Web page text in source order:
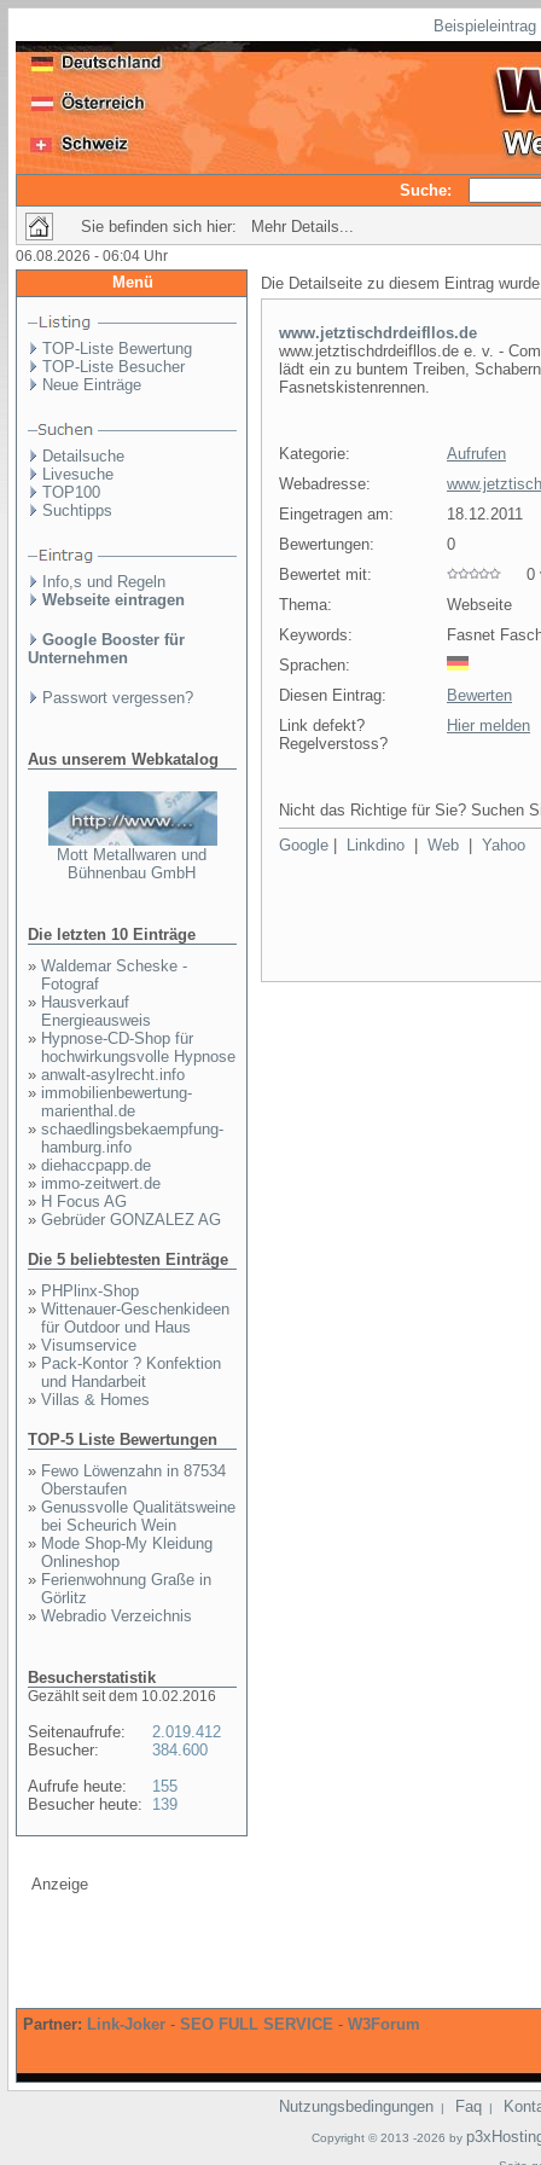
Suche:
Sie befinden sich hier: Mehr Details...
06.08.2026 - 06:04 Uhr
Menü
TOP-Liste Bewertung
TOP-Liste Besucher
Neue Einträge
Detailsuche
Livesuche
TOP100
Suchtipps
Info,s und Regeln
Webseite eintragen
Google Booster für
Unternehmen
Passwort vergessen?
Aus unserem Webkatalog
Mott Metallwaren und
Bühnenbau GmbH
Die letzten 10 Einträge
» Waldemar Scheske -
Fotograf
» Hausverkauf
Energieausweis
» Hypnose-CD-Shop für
hochwirkungsvolle Hypnose
» anwalt-asylrecht.info
» immobilienbewertung-
marienthal.de
» schaedlingsbekaempfung-
hamburg.info
» diehaccpapp.de
» immo-zeitwert.de
» H Focus AG
» Gebrüder GONZALEZ AG
Die 5 beliebtesten Einträge
» PHPlinx-Shop
» Wittenauer-Geschenkideen
für Outdoor und Haus
» Visumservice
» Pack-Kontor ? Konfektion
und Handarbeit
» Villas & Homes
TOP-5 Liste Bewertungen
» Fewo Löwenzahn in 87534
Oberstaufen
» Genussvolle Qualitätsweine
bei Scheurich Wein
» Mode Shop-My Kleidung
Onlineshop
» Ferienwohnung Graße in
Görlitz
» Webradio Verzeichnis
Besucherstatistik
Gezählt seit dem 10.02.2016
Seitenaufrufe:
Besucher:
Aufrufe heute:
Besucher heute:
2.019.412
384.600
155
139
Die Detailseite zu diesem Eintrag
www.jetztischdrdeifllos.de
www.jetztischdrdeifllos.de e. v. -
lädt ein zu buntem Treiben,
Fasnetskistenrennen.
Kategorie:
Aufrufen
Webadresse:
Eingetragen am:
18.12.2011
Bewertungen:
0
Bewertet mit:
0
Thema:
Webseite
Keywords:
Fasnet
Sprachen:
Diesen Eintrag:
Bewerten
Link defekt?
Regelverstoss?
Hier melden
Nicht das Richtige für Sie? Suchen
Google
Linkdino Web Yahoo
Anzeige
Partner: Link-Joker - SEO FULL SERVICE - W3Forum
Nutzungsbedingungen | Faq |
Copyright © 2013 -2026 by